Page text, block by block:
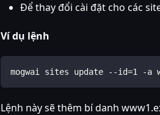
Để thay đổi cài đặt cho các
Ví dụ lệnh
mogwai sites update --id=1 -a
Lệnh này sẽ thêm bí danh